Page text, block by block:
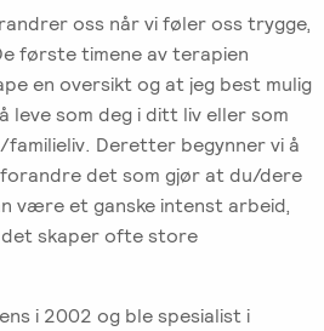
oss når vi føler oss trygge,
første timene av terapien
en oversikt og at jeg best mulig
som deg i ditt liv eller som
Deretter begynner vi å
det som gjør at du/dere
være et ganske intenst arbeid,
skaper ofte store
i 2002 og ble spesialist i